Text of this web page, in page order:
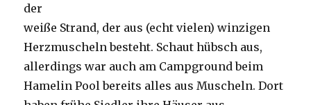
der
weiße Strand, der aus (echt vielen) winzigen
Herzmuscheln besteht. Schaut hübsch aus,
allerdings war auch am Campground beim
Hamelin Pool bereits alles aus Muscheln. Dort